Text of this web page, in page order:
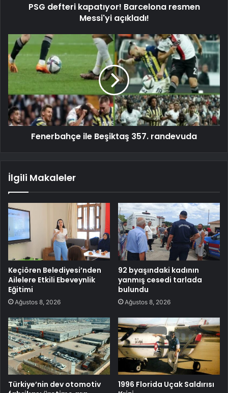
PSG defteri kapatıyor! Barcelona resmen
Messi'yi açıkladı!
Fenerbahçe ile Beşiktaş 357. randevuda
İlgili Makaleler
Keçiören Belediyesi’nden
Ailelere Etkili Ebeveynlik
Eğitimi
Ağustos 8, 2026
92 byaşındaki kadının
yanmış cesedi tarlada
bulundu
Ağustos 8, 2026
Türkiye’nin dev otomotiv
1996 Florida Uçak Saldırısı